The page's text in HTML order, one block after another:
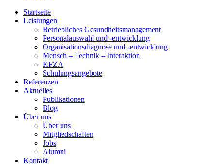
Startseite
Leistungen
Betriebliches Gesundheitsmanagement
Personalauswahl und -entwicklung
Organisationsdiagnose und -entwicklung
Mensch – Technik – Interaktion
KFZA
Schulungsangebote
Referenzen
Aktuelles
Publikationen
Blog
Über uns
Über uns
Mitgliedschaften
Jobs
Alumni
Kontakt